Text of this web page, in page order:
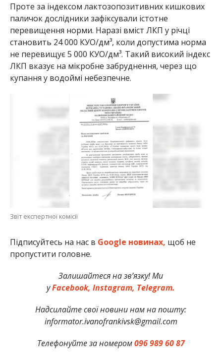
Проте за індексом лактозопозитивних кишкових
паличок дослідники зафіксували істотне
перевищення норми. Наразі вміст ЛКП у річці
становить 24 000 КУО/дм³, коли допустима норма
не перевищує 5 000 КУО/дм³. Такий високий індекс
ЛКП вказує на мікробне забруднення, через що
купання у водоймі небезпечне.
Звіт експертної комісії
Підписуйтесь на нас в Google новинах, щоб не
пропустити головне.
Залишайтеся на зв’язку! Ми
уFacebook, Instagram, Telegram.
Надсилайте свої новини нам на пошту:
informator.ivanofrankivsk@gmail.com
Телефонуйте за номером096 989 60 87